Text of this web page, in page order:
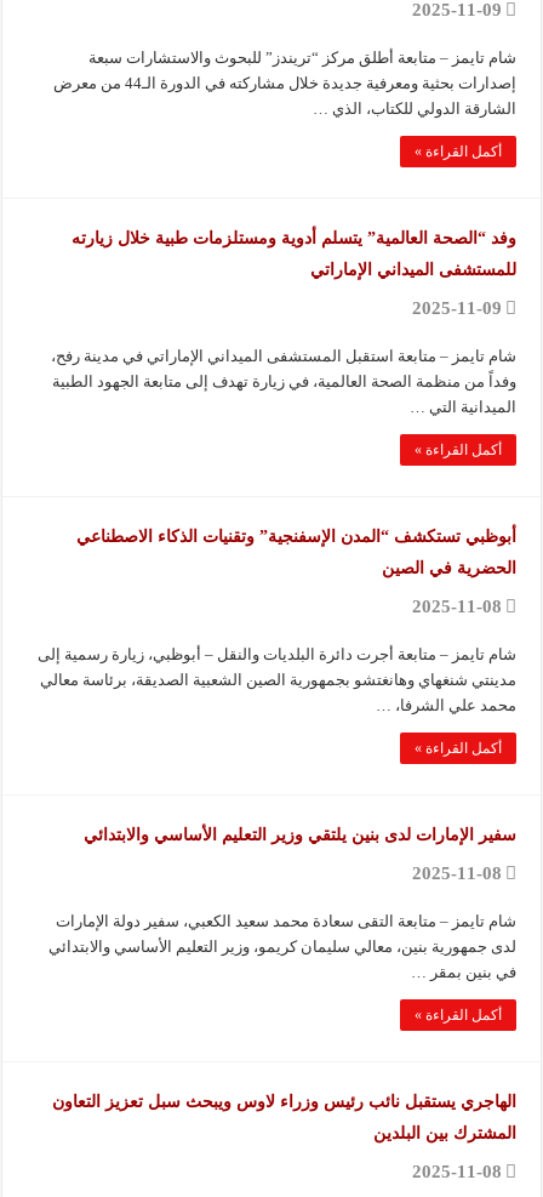
2025-11-09
شام تايمز – متابعة أطلق مركز “تريندز” للبحوث والاستشارات سبعة
إصدارات بحثية ومعرفية جديدة خلال مشاركته في الدورة الـ44 من معرض
الشارقة الدولي للكتاب، الذي …
أكمل القراءة »
وفد “الصحة العالمية” يتسلم أدوية ومستلزمات طبية خلال زيارته
للمستشفى الميداني الإماراتي
2025-11-09
شام تايمز – متابعة استقبل المستشفى الميداني الإماراتي في مدينة رفح،
وفداً من منظمة الصحة العالمية، في زيارة تهدف إلى متابعة الجهود الطبية
الميدانية التي …
أكمل القراءة »
أبوظبي تستكشف “المدن الإسفنجية” وتقنيات الذكاء الاصطناعي
الحضرية في الصين
2025-11-08
شام تايمز – متابعة أجرت دائرة البلديات والنقل – أبوظبي، زيارة رسمية إلى
مدينتي شنغهاي وهانغتشو بجمهورية الصين الشعبية الصديقة، برئاسة معالي
محمد علي الشرفا، …
أكمل القراءة »
سفير الإمارات لدى بنين يلتقي وزير التعليم الأساسي والابتدائي
2025-11-08
شام تايمز – متابعة التقى سعادة محمد سعيد الكعبي، سفير دولة الإمارات
لدى جمهورية بنين، معالي سليمان كريمو، وزير التعليم الأساسي والابتدائي
في بنين بمقر …
أكمل القراءة »
الهاجري يستقبل نائب رئيس وزراء لاوس ويبحث سبل تعزيز التعاون
المشترك بين البلدين
2025-11-08